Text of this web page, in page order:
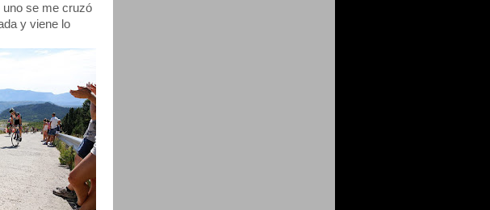
uno se me cruzó
y viene lo